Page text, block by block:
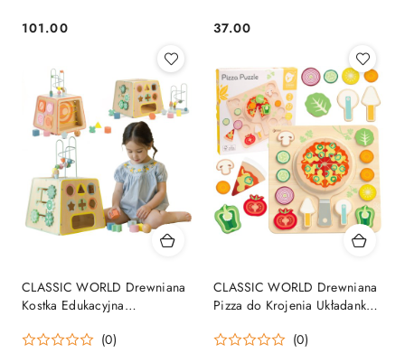
Cena:
101.00 Cena:
37.00
CLASSIC WORLD Drewniana
Kostka Edukacyjna
(0)
CLASSIC WORLD Drewniana
Pizza do Krojenia Układanka
(0)